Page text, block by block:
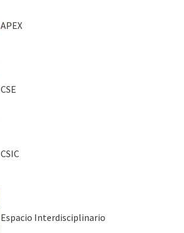
APEX
CSE
CSIC
Espacio Interdisciplinario